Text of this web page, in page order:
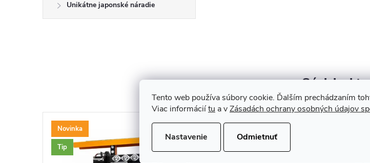
Tento web používa súbory cookie. Ďalším prechádzaním
Viac informáciítu a vZásadách ochrany osobných údajov
Nastavenie Odmietnuť
Unikátne japonské náradie
Súvisiaci
Novinka
Tip